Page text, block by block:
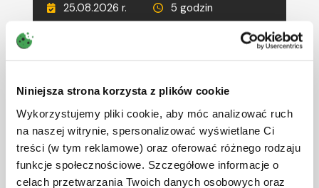
Niniejsza strona korzysta z plików cookie
Wykorzystujemy pliki cookie, aby móc analizować ruch
na naszej witrynie, spersonalizować wyświetlane Ci
treści (w tym reklamowe) oraz oferować różnego rodzaju
funkcje społecznościowe. Szczegółowe informacje o
celach przetwarzania Twoich danych osobowych oraz
25.08.2026 r.
5 godzin
oraz inne wybrane zagadnienia
Prowadzący:Aleksander Gniłka
26.08.2026 r.
590 zł
netto + VAT